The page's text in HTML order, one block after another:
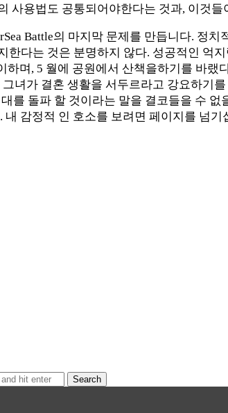
사용법도 공통되어야한다는 것과, 이것
Battle의 마지막 문제를 만듭니다. 정
한다는 것은 분명하지 않다. 성공적인 억
하며, 5 월에 공원에서 산책을하기를 바
녀가 결혼 생활을 서두르라고 강요하기를
를 돌파 할 것이라는 말을 결코들을 수
내 감정적 인 호소를 보려면 페이지를 넘기